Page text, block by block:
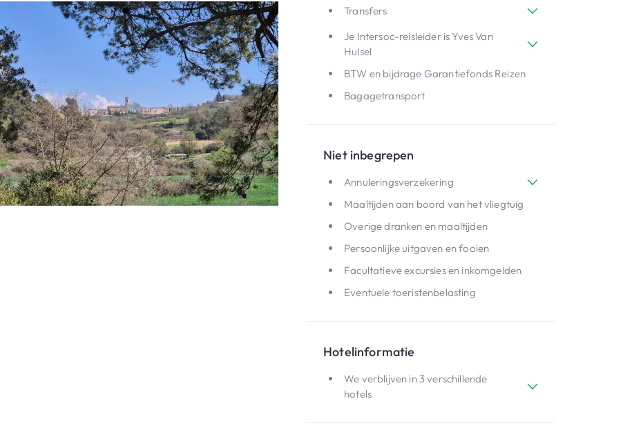
Transfers
Je Intersoc-reisleider is Yves Van
Hulsel
BTW en bijdrage Garantiefonds Reizen
Bagagetransport
Niet inbegrepen
Annuleringsverzekering
Maaltijden aan boord van het vliegtuig
Overige dranken en maaltijden
Persoonlijke uitgaven en fooien
Facultatieve excursies en inkomgelden
Eventuele toeristenbelasting
Hotelinformatie
We verblijven in 3 verschillende
hotels